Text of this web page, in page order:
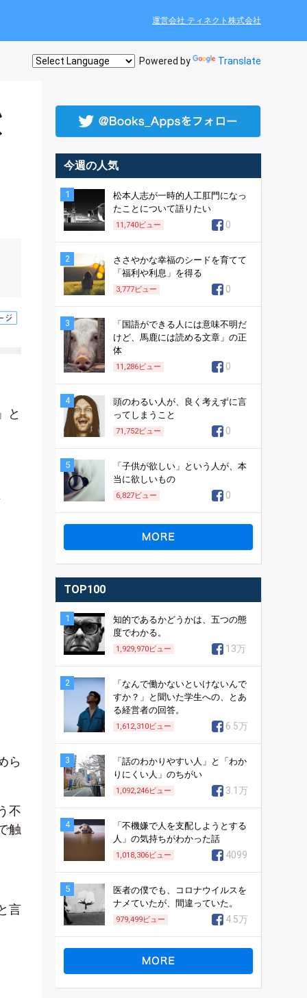
運営会社 ティネクト株式会社
Powered by Translate
と
ら
不
触
言
今週の人気
1
松本人志が一時的人工肛門になっ
たことについて語りたい
11,740ビュー 0
2
ささやかな幸福のシードを育てて
「福利や利息」を得る
3,777ビュー 0
3
「国語ができる人には意味不明だ
けど、馬鹿には読める文章」の正
体
11,286ビュー 0
4
頭のわるい人が、良く考えずに言
ってしまうこと
71,752ビュー 0
5
「子供が欲しい」という人が、本
当に欲しいもの
6,827ビュー 0
TOP100
1
知的であるかどうかは、五つの態
度でわかる。
1,929,970ビュー 13万
2
「なんで働かないといけないんで
すか？」と聞いた学生への、とあ
る経営者の回答。
1,612,310ビュー 6.5万
3
「話のわかりやすい人」と「わか
りにくい人」のちがい
1,092,246ビュー 3.1万
4
「不機嫌で人を支配しようとする
人」の気持ちがわかった話
1,018,306ビュー 4099
5
医者の僕でも、コロナウイルスを
ナメていたが、間違っていた。
979,499ビュー 4.5万